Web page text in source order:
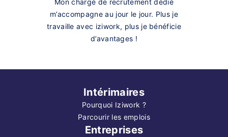
Mon chargé de recrutement dédié
m’accompagne au jour le jour. Plus je
travaille avec iziwork, plus je bénéficie
d’avantages !
Intérimaires
Pourquoi Iziwork ?
Parcourir les emplois
Entreprises